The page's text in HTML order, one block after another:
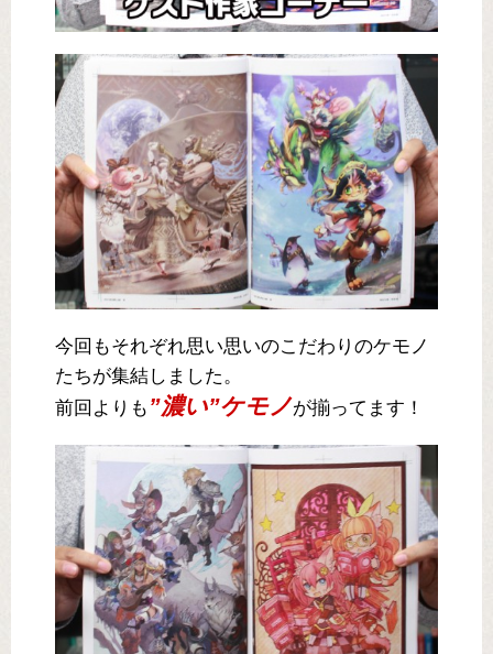
今回もそれぞれ思い思いのこだわりのケモノ
たちが集結しました。
前回よりも ”濃い”ケモノが揃ってます！